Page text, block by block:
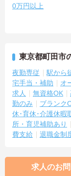
0万円以上
東京都町田市
夜勤専従 駅から
宅手当・補助
オ
求人
無資格OK
勤のみ
ブランク
休･育休･介護休暇
所・育児補助あり
費支給
退職金制
求人のお